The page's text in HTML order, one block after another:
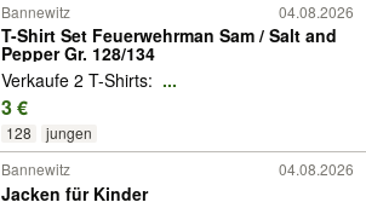
Bannewitz 04.08.2026
T-Shirt Set Feuerwehrman Sam / Salt and
Pepper Gr. 128/134
Verkaufe 2 T-Shirts: ...
3 €
128 jungen
Bannewitz 04.08.2026
Jacken für Kinder